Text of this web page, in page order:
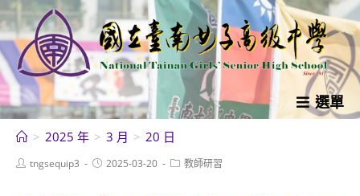
跳
轉
至
主
要
內
選單
> 2025 年 > 3 月 > 20 日
Posttngsequip3
Post2025-03-20
Post教師研習